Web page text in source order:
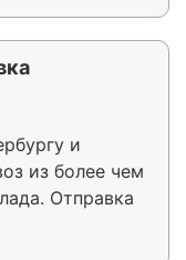
и
из более чем
Отправка